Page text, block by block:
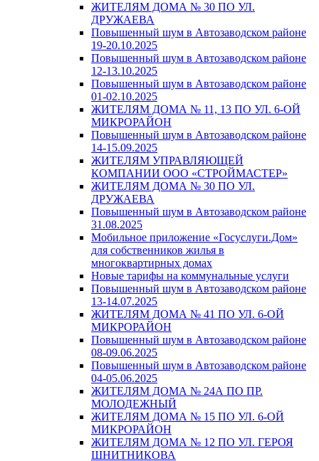
ЖИТЕЛЯМ ДОМА № 30 ПО УЛ.
ДРУЖАЕВА
Повышенный шум в Автозаводском районе
19-20.10.2025
Повышенный шум в Автозаводском районе
12-13.10.2025
Повышенный шум в Автозаводском районе
01-02.10.2025
ЖИТЕЛЯМ ДОМА № 11, 13 ПО УЛ. 6-ОЙ
МИКРОРАЙОН
Повышенный шум в Автозаводском районе
14-15.09.2025
ЖИТЕЛЯМ УПРАВЛЯЮЩЕЙ
КОМПАНИИ ООО «СТРОЙМАСТЕР»
ЖИТЕЛЯМ ДОМА № 30 ПО УЛ.
ДРУЖАЕВА
Повышенный шум в Автозаводском районе
31.08.2025
Мобильное приложение «Госуслуги.Дом»
для собственников жилья в
многоквартирных домах
Новые тарифы на коммунальные услуги
Повышенный шум в Автозаводском районе
13-14.07.2025
ЖИТЕЛЯМ ДОМА № 41 ПО УЛ. 6-ОЙ
МИКРОРАЙОН
Повышенный шум в Автозаводском районе
08-09.06.2025
Повышенный шум в Автозаводском районе
04-05.06.2025
ЖИТЕЛЯМ ДОМА № 24А ПО ПР.
МОЛОДЕЖНЫЙ
ЖИТЕЛЯМ ДОМА № 15 ПО УЛ. 6-ОЙ
МИКРОРАЙОН
ЖИТЕЛЯМ ДОМА № 12 ПО УЛ. ГЕРОЯ
ШНИТНИКОВА